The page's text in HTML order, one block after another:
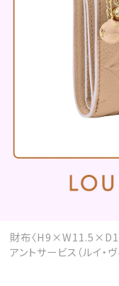
2026年9月号
財布〈
アントサービス（ルイ・ヴ